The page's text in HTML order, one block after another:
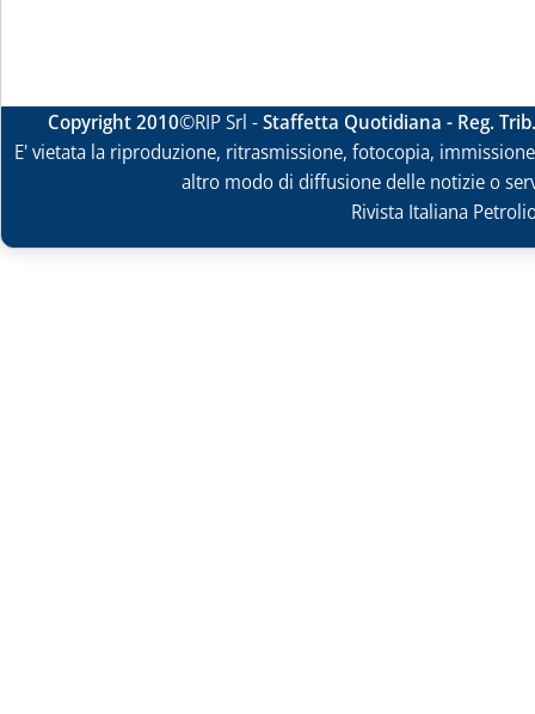
Copyright 2010©RIP Srl -Staffetta Quotidiana - Reg.
E' vietata la riproduzione, ritrasmissione, fotocopia,
altro modo di diffusione delle notizie o
Rivista Italiana